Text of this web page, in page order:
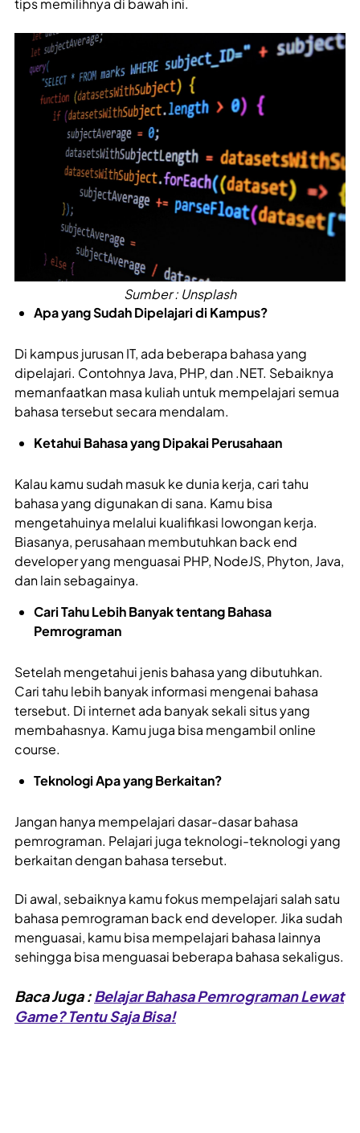
tips memilihnya di bawah ini.
Sumber : Unsplash
Apa yang Sudah Dipelajari di Kampus?
Di kampus jurusan IT, ada beberapa bahasa yang
dipelajari. Contohnya Java, PHP, dan .NET. Sebaiknya
memanfaatkan masa kuliah untuk mempelajari semua
bahasa tersebut secara mendalam.
Ketahui Bahasa yang Dipakai Perusahaan
Kalau kamu sudah masuk ke dunia kerja, cari tahu
bahasa yang digunakan di sana. Kamu bisa
mengetahuinya melalui kualifikasi lowongan kerja.
Biasanya, perusahaan membutuhkan back end
developer yang menguasai PHP, NodeJS, Phyton, Java,
dan lain sebagainya.
Cari Tahu Lebih Banyak tentang Bahasa
Pemrograman
Setelah mengetahui jenis bahasa yang dibutuhkan.
Cari tahu lebih banyak informasi mengenai bahasa
tersebut. Di internet ada banyak sekali situs yang
membahasnya. Kamu juga bisa mengambil online
course.
Teknologi Apa yang Berkaitan?
Jangan hanya mempelajari dasar-dasar bahasa
pemrograman. Pelajari juga teknologi-teknologi yang
berkaitan dengan bahasa tersebut.
Di awal, sebaiknya kamu fokus mempelajari salah satu
bahasa pemrograman back end developer. Jika sudah
menguasai, kamu bisa mempelajari bahasa lainnya
sehingga bisa menguasai beberapa bahasa sekaligus.
Baca Juga :Belajar Bahasa Pemrograman Lewat
Game? Tentu Saja Bisa!